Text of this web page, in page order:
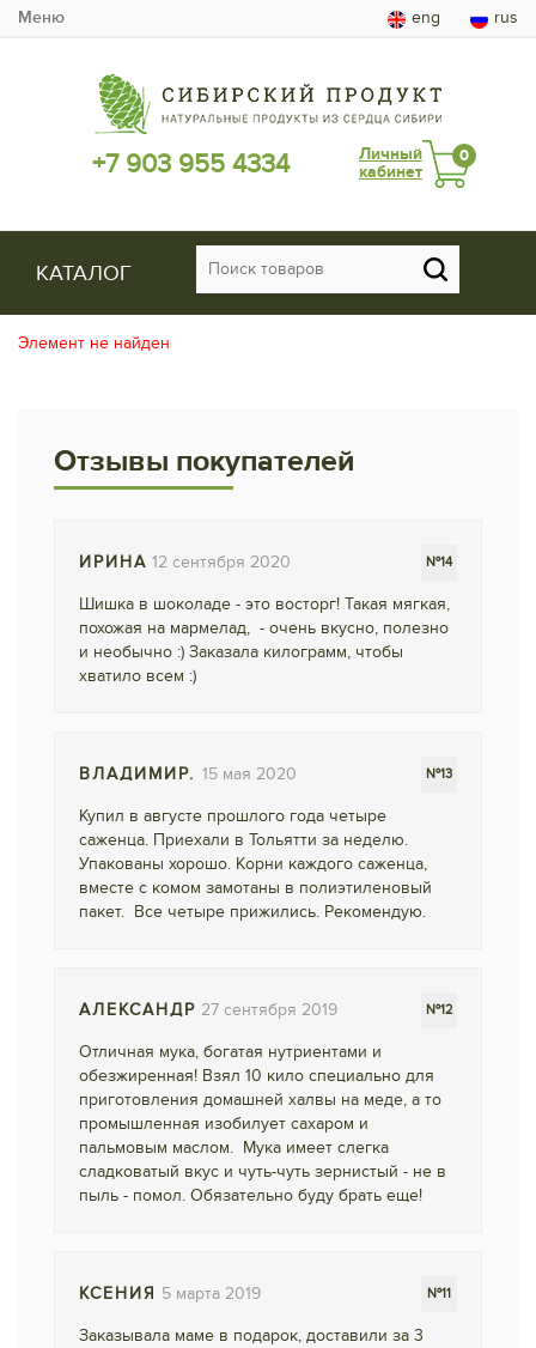
Меню eng rus
+7 903 955 4334
Личный
кабинет
0
КАТАЛОГ
Элемент не найден
Отзывы покупателей
ИРИНА 12 сентября 2020 №14
Шишка в шоколаде - это восторг! Такая мягкая,
похожая на мармелад, - очень вкусно, полезно
и необычно :) Заказала килограмм, чтобы
хватило всем :)
ВЛАДИМИР. 15 мая 2020 №13
Купил в августе прошлого года четыре
саженца. Приехали в Тольятти за неделю.
Упакованы хорошо. Корни каждого саженца,
вместе с комом замотаны в полиэтиленовый
пакет. Все четыре прижились. Рекомендую.
АЛЕКСАНДР 27 сентября 2019 №12
Отличная мука, богатая нутриентами и
обезжиренная! Взял 10 кило специально для
приготовления домашней халвы на меде, а то
промышленная изобилует сахаром и
пальмовым маслом. Мука имеет слегка
сладковатый вкус и чуть-чуть зернистый - не в
пыль - помол. Обязательно буду брать еще!
КСЕНИЯ 5 марта 2019 №11
Заказывала маме в подарок, доставили за 3